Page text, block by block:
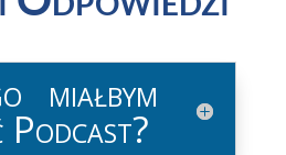
miałbym
Podcast?